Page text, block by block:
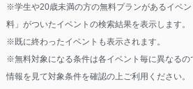
※学生や20歳未満の方の無料プランがあるイベ
料」がついたイベントの検索結果を表示します。
※既に終わったイベントも表示されます。
※無料対象になる条件は各イベント毎に異なるの
情報を見て対象条件を確認の上ご利用ください。